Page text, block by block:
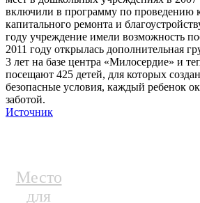
включили в программу по проведению
капитального ремонта и
году учреждение имели возможность
2011 году открылась дополнительная
3 лет на базе центра «Милосердие» и
посещают 425 детей, для которых
безопасные условия, каждый ребенок
заботой.
Источник
Место
для